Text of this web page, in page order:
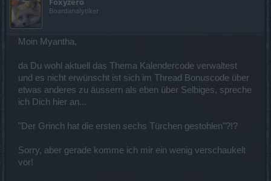
Boardanalytiker
Moin Myantha,
da Du wohl aktuell das Thema Kalendercode verwaltest
und es nicht erwünscht ist sich im Thread Bonuscode über
etwas anderes zu äussern als eben über Selbiges, spreche
ich Dich hier an...
"Der Grinch hat die ersten sechs Türchen gestohlen"?!?
Sorry, aber gerade komme ich mir ein wenig verschaukelt
vor!